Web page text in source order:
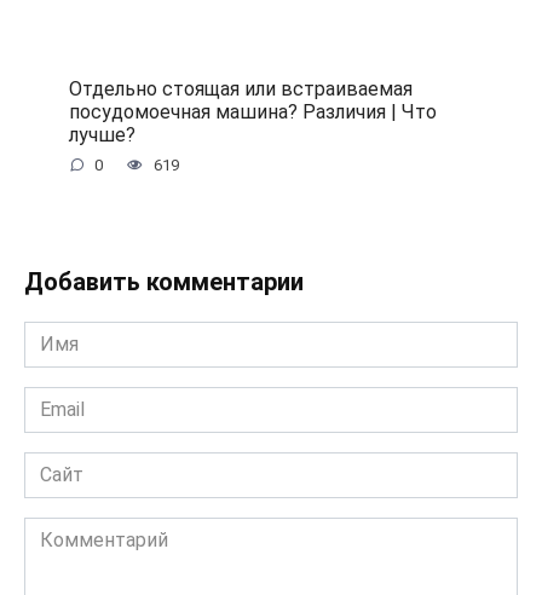
Отдельно стоящая или встраиваемая
посудомоечная машина? Различия | Что
лучше?
0 619
Добавить комментарии
Имя
*
Email
*
Сайт
Комментарий